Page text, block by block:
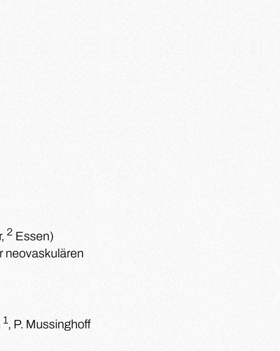
2 Essen)
neovaskulären
1 , P. Mussinghoff